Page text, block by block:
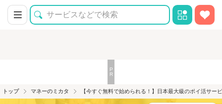
トップ マネーのミカタ 【今すぐ無料で始められる！】日本最大級のポイ活サー